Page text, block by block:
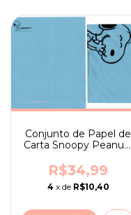
Conjunto de Papel de
Carta Snoopy Peanuts
R$34,99
4 x de R$10,40